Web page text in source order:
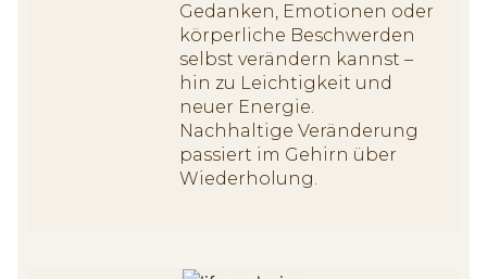
Gedanken, Emotionen oder
körperliche Beschwerden
selbst verändern kannst –
hin zu Leichtigkeit und
neuer Energie.
Nachhaltige Veränderung
passiert im Gehirn über
Wiederholung.